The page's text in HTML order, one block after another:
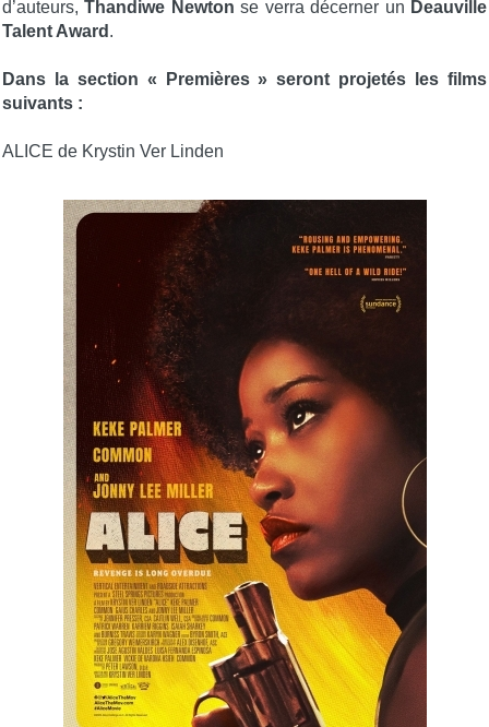
d’auteurs,Thandiwe Newton se verra décerner un Deauville
Talent Award .
Dans la section « Premières » seront projetés les films
suivants :
ALICE de Krystin Ver Linden